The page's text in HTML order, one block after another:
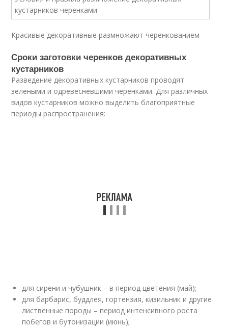
Красивые декоративные размножают черенкованием
Сроки заготовки черенков декоративных
кустарников
Разведение декоративных кустарников проводят
зелеными и одревесневшими черенками. Для различных
видов кустарников можно выделить благоприятные
периоды распространения:
для сирени и чубушник – в период цветения (май);
для барбарис, буддлея, гортензия, кизильник и другие
лиственные породы – период интенсивного роста
побегов и бутонизации (июнь);